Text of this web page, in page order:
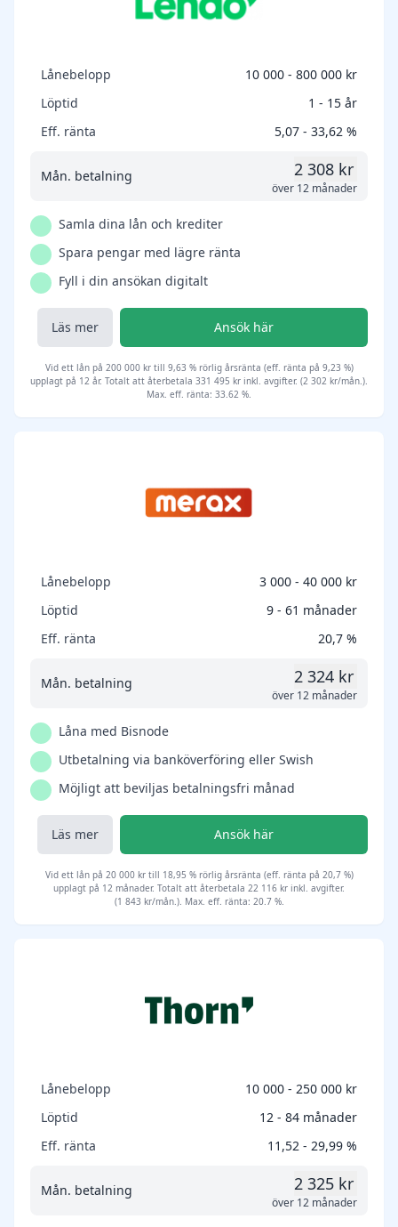
Lånebelopp
10 000 - 800 000 kr
Löptid
1 - 15 år
Eff. ränta
5,07 - 33,62 %
Mån. betalning 2 308 kr
över 12 månader
Samla dina lån och krediter
Spara pengar med lägre ränta
Fyll i din ansökan digitalt
Läs mer Ansök här
Vid ett lån på 200 000 kr till 9,63 % rörlig årsränta (eff. ränta på 9,23 %)
upplagt på 12 år. Totalt att återbetala 331 495 kr inkl. avgifter. (2 302 kr/mån.).
Max. eff. ränta: 33.62 %.
Lånebelopp
3 000 - 40 000 kr
Löptid
9 - 61 månader
Eff. ränta
20,7 %
Mån. betalning 2 324 kr
över 12 månader
Låna med Bisnode
Utbetalning via banköverföring eller Swish
Möjligt att beviljas betalningsfri månad
Läs mer Ansök här
Vid ett lån på 20 000 kr till 18,95 % rörlig årsränta (eff. ränta på 20,7 %)
upplagt på 12 månader. Totalt att återbetala 22 116 kr inkl. avgifter.
(1 843 kr/mån.). Max. eff. ränta: 20.7 %.
Lånebelopp
10 000 - 250 000 kr
Löptid
12 - 84 månader
Eff. ränta
11,52 - 29,99 %
Mån. betalning 2 325 kr
över 12 månader